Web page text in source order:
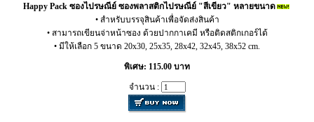
Happy Pack ซองไปรษณีย์ ซองพลาสติกไปรษณีย์ "สีเขียว" หลายขนาด
• สำหรับบรรจุสินค้าเพื่อจัดส่งสินค้า
• สามารถเขียนจ่าหน้าซอง ด้วยปากกาเคมี หรือติดสติกเกอร์ได้
• มีให้เลือก 5 ขนาด 20x30, 25x35, 28x42, 32x45, 38x52 cm.
พิเศษ: 115.00 บาท
จำนวน :